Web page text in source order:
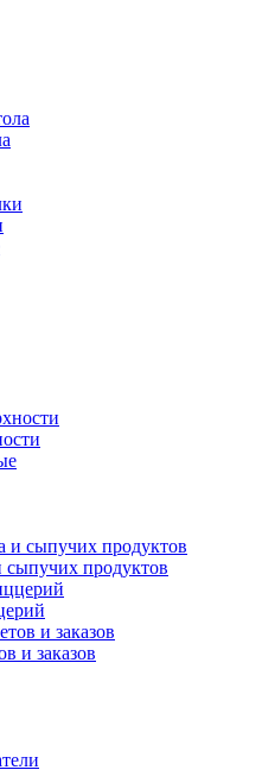
сыпучих продуктов
и заказов